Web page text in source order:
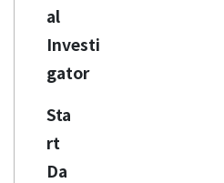
al
Investi
gator
Sta
rt
Da